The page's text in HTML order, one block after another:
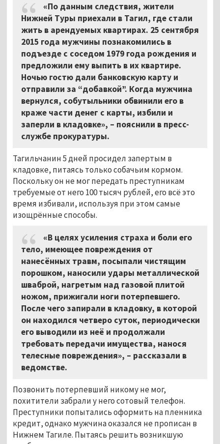
«По данным следствия, жители
Нижней Туры приехали в Тагил, где стали
жить в арендуемых квартирах. 25 сентября
2015 года мужчины познакомились в
подъезде с соседом 1979 года рождения и
предложили ему выпить в их квартире.
Ночью гостю дали банковскую карту и
отправили за “добавкой”. Когда мужчина
вернулся, собутыльники обвинили его в
краже части денег с карты, избили и
заперли в кладовке», – пояснили в пресс-
службе прокуратуры.
Тагильчанин 5 дней просидел запертым в
кладовке, питаясь только собачьим кормом.
Поскольку он не мог передать преступникам
требуемые от него 100 тысяч рублей, его всё это
время избивали, используя при этом самые
изощрённые способы.
«В целях усиления страха и боли его
тело, имеющее повреждения от
нанесённых травм, посыпали чистящим
порошком, наносили удары металлической
шваброй, нагретым над газовой плитой
ножом, прижигали ноги потерпевшего.
После чего запирали в кладовку, в которой
он находился четверо суток, периодически
его выводили из неё и продолжали
требовать передачи имущества, нанося
телесные повреждения», – рассказали в
ведомстве.
Позвонить потерпевший никому не мог,
похитители забрали у него сотовый телефон.
Преступники попытались оформить на пленника
кредит, однако мужчина оказался не прописан в
Нижнем Тагиле. Пытаясь решить возникшую